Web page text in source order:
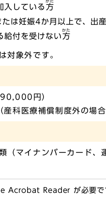
入している 方
かた
たは妊娠4か月以上で、出
給付を受けない方
かた
対象外です。
円）
科医療補償制度外の場
（マイナンバーカード
Acrobat Reader が必要で